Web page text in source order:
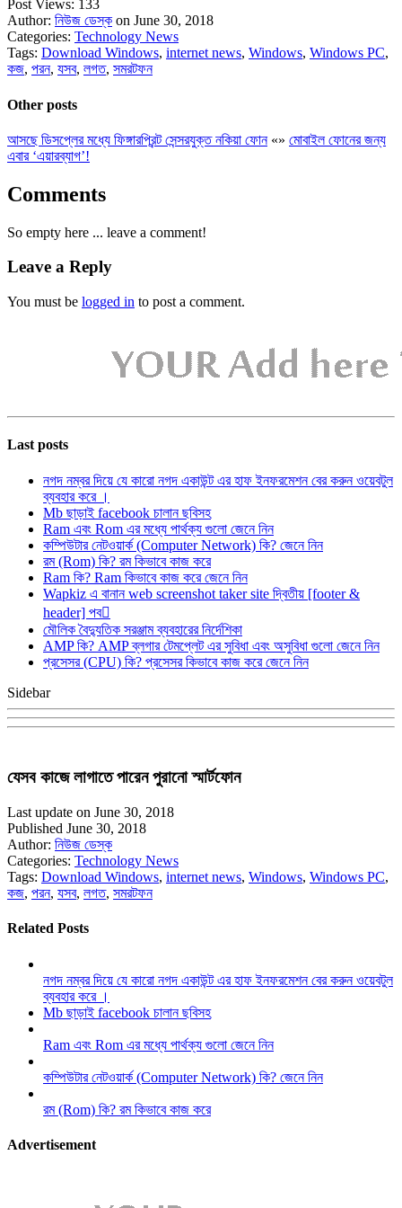
Post Views: 133
Author: নিউজ ডেস্ক on June 30, 2018
Categories: Technology News
Tags: Download Windows, internet news, Windows, Windows PC,
কজ, পরন, যসব, লগত, সমরটফন
Other posts
আসছে ডিসপ্লের মধ্যে ফিঙ্গারপ্রিন্ট সেন্সরযুক্ত নকিয়া ফোন«» মোবাইল ফোনের জন্য
এবার ‘এয়ারব্যাগ’!
Comments
So empty here ... leave a comment!
Leave a Reply
You must be logged in to post a comment.
Last posts
নগদ নম্বর দিয়ে যে কারো নগদ একাউন্ট এর হাফ ইনফরমেশন বের করুন ওয়েবটুল
ব্যবহার করে ।
Mb ছাড়াই facebook চালান ছবিসহ
Ram এবং Rom এর মধ্যে পার্থক্য গুলো জেনে নিন
কম্পিউটার নেটওয়ার্ক (Computer Network) কি? জেনে নিন
রম (Rom) কি? রম কিভাবে কাজ করে
Ram কি? Ram কিভাবে কাজ করে জেনে নিন
Wapkiz এ বানান web screenshot taker site দ্বিতীয় [footer &
header] পব
মৌলিক বৈদ্যুতিক সরঞ্জাম ব্যবহারের নির্দেশিকা
AMP কি? AMP ব্লগার টেমপ্লেট এর সুবিধা এবং অসুবিধা গুলো জেনে নিন
প্রসেসর (CPU) কি? প্রসেসর কিভাবে কাজ করে জেনে নিন
Sidebar
যেসব কাজে লাগাতে পারেন পুরানো স্মার্টফোন
Last update on June 30, 2018
Published June 30, 2018
Author: নিউজ ডেস্ক
Categories: Technology News
Tags: Download Windows, internet news, Windows, Windows PC,
কজ, পরন, যসব, লগত, সমরটফন
Related Posts
নগদ নম্বর দিয়ে যে কারো নগদ একাউন্ট এর হাফ ইনফরমেশন বের করুন ওয়েবটুল
ব্যবহার করে ।
Mb ছাড়াই facebook চালান ছবিসহ
Ram এবং Rom এর মধ্যে পার্থক্য গুলো জেনে নিন
কম্পিউটার নেটওয়ার্ক (Computer Network) কি? জেনে নিন
রম (Rom) কি? রম কিভাবে কাজ করে
Advertisement